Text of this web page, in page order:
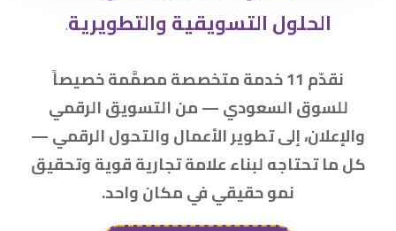
الحلول التسويقية والتطويرية.
نقدّم 11 خدمة متخصصة مصمَّمة خصيصاً
للسوق السعودي — من التسويق الرقمي
والإعلان، إلى تطوير الأعمال والتحول الرقمي —
كل ما تحتاجه لبناء علامة تجارية قوية وتحقيق
نمو حقيقي في مكان واحد.